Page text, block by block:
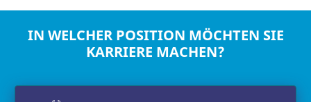
IN WELCHER POSITION MÖCHTEN SIE
KARRIERE MACHEN?